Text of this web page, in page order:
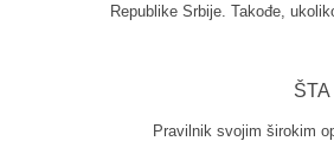
Republike Srbije. Takođe,
Pravilnik svojim širokim